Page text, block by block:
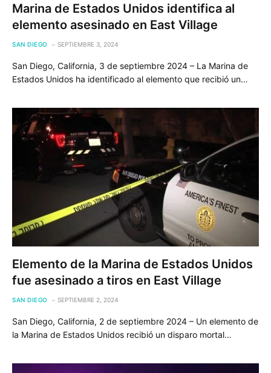
Marina de Estados Unidos identifica al
elemento asesinado en East Village
SAN DIEGO SEPTIEMBRE 3, 2024
San Diego, California, 3 de septiembre 2024 – La Marina de
Estados Unidos ha identificado al elemento que recibió un…
Elemento de la Marina de Estados Unidos
fue asesinado a tiros en East Village
SAN DIEGO SEPTIEMBRE 2, 2024
San Diego, California, 2 de septiembre 2024 – Un elemento de
la Marina de Estados Unidos recibió un disparo mortal…